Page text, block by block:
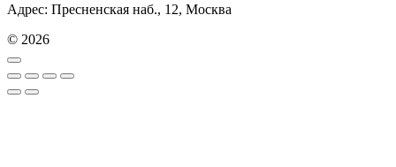
Адрес: Пресненская наб., 12, Москва
© 2026